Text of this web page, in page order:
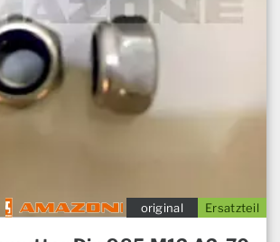
Ersatzteil
original